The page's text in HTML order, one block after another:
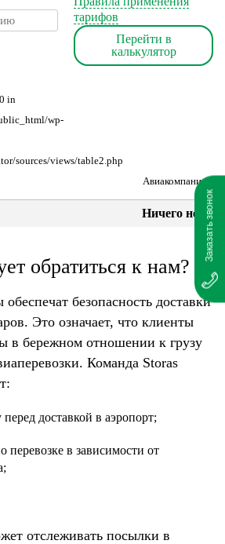
Заказать звонок
тарифов
Перейти в
калькулятор
in
wp-
sources/views/table2.php
Авиакомпания
Ничего не
обратиться к нам?
безопасность доставки
Это означает, что клиенты
в бережном отношении к грузу
Команда Storas
доставкой в аэропорт;
перевозке в зависимости от
отслеживать посылки в